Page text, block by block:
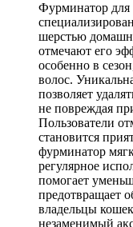
Фурминатор
шерстью
отмечают его
особенно в
волос.
позволяет
не повреждая
Пользователи
становится
фурминатор
регулярное
помогает
предотвращает
владельцы
незаменимый